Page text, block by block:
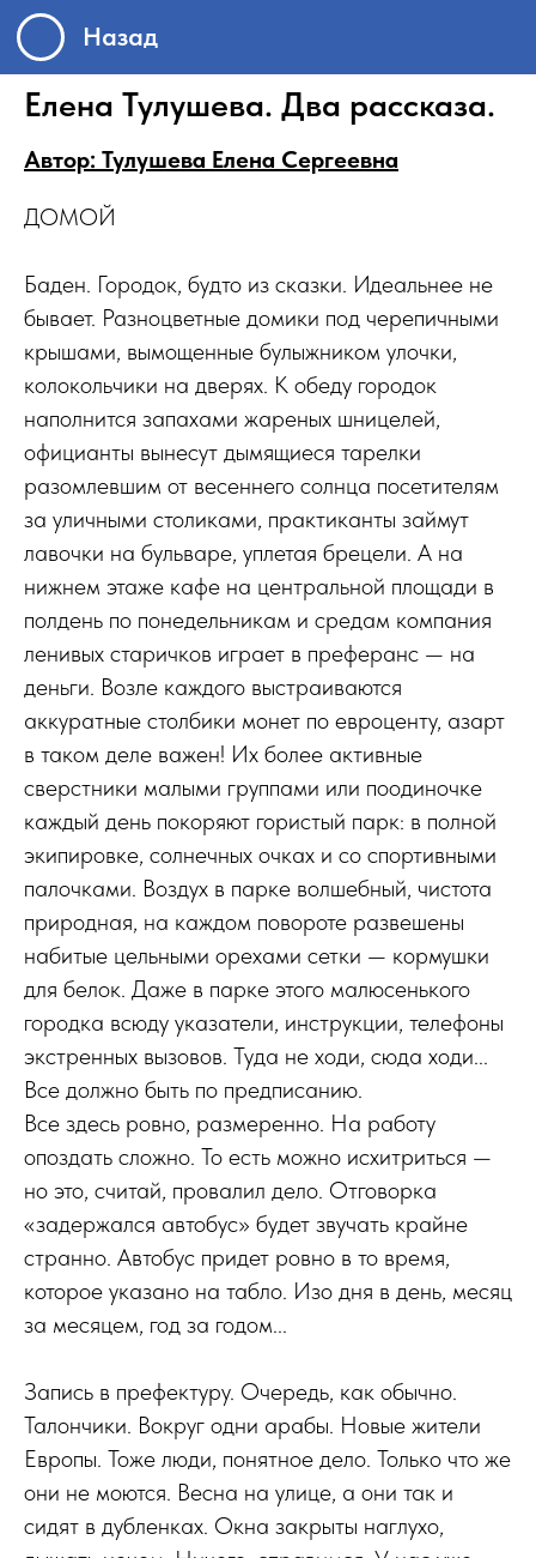
Назад
Елена Тулушева. Два рассказа.
Автор: Тулушева Елена Сергеевна
ДОМОЙ
Баден. Городок, будто из сказки. Идеальнее не
бывает. Разноцветные домики под черепичными
крышами, вымощенные булыжником улочки,
колокольчики на дверях. К обеду городок
наполнится запахами жареных шницелей,
официанты вынесут дымящиеся тарелки
разомлевшим от весеннего солнца посетителям
за уличными столиками, практиканты займут
лавочки на бульваре, уплетая брецели. А на
нижнем этаже кафе на центральной площади в
полдень по понедельникам и средам компания
ленивых старичков играет в преферанс — на
деньги. Возле каждого выстраиваются
аккуратные столбики монет по евроценту, азарт
в таком деле важен! Их более активные
сверстники малыми группами или поодиночке
каждый день покоряют гористый парк: в полной
экипировке, солнечных очках и со спортивными
палочками. Воздух в парке волшебный, чистота
природная, на каждом повороте развешены
набитые цельными орехами сетки — кормушки
для белок. Даже в парке этого малюсенького
городка всюду указатели, инструкции, телефоны
экстренных вызовов. Туда не ходи, сюда ходи...
Все должно быть по предписанию.
Все здесь ровно, размеренно. На работу
опоздать сложно. То есть можно исхитриться —
но это, считай, провалил дело. Отговорка
«задержался автобус» будет звучать крайне
странно. Автобус придет ровно в то время,
которое указано на табло. Изо дня в день, месяц
за месяцем, год за годом...
Запись в префектуру. Очередь, как обычно.
Талончики. Вокруг одни арабы. Новые жители
Европы. Тоже люди, понятное дело. Только что же
они не моются. Весна на улице, а они так и
сидят в дубленках. Окна закрыты наглухо,